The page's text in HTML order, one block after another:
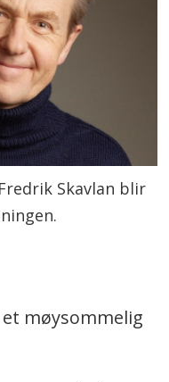
Skavlan blir
møysommelig